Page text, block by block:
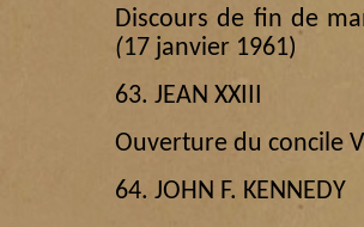
Discours de fin de
(17 janvier 1961)
63. JEAN XXIII
Ouverture du concile
64. JOHN F. KENNEDY